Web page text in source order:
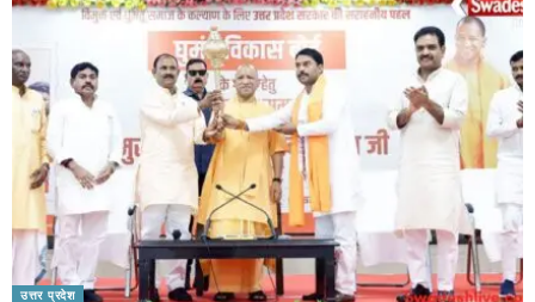
उत्तर प्रदेश